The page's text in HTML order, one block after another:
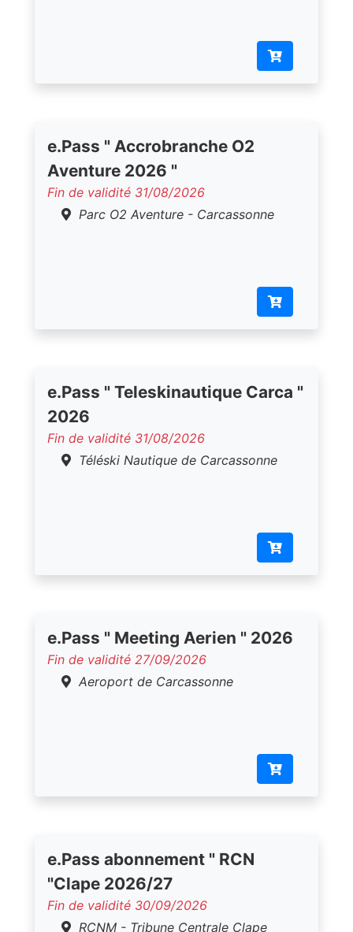
e.Pass " Accrobranche O2
Aventure 2026 "
Fin de validité 31/08/2026
Parc O2 Aventure - Carcassonne
e.Pass " Teleskinautique Carca "
2026
Fin de validité 31/08/2026
Téléski Nautique de Carcassonne
e.Pass " Meeting Aerien " 2026
Fin de validité 27/09/2026
Aeroport de Carcassonne
e.Pass abonnement " RCN
"Clape 2026/27
Fin de validité 30/09/2026
RCNM - Tribune Centrale Clape